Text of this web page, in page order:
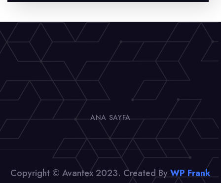
ANA SAYFA
Copyright © Avantex 2023. Created ByWP Frank